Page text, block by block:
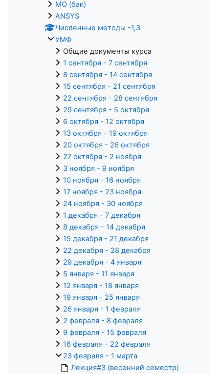
МО (бак)
ANSYS
Численные методы -1,3
УМФ
Общие документы курса
1 сентября - 7 сентября
8 сентября - 14 сентября
15 сентября - 21 сентября
22 сентября - 28 сентября
29 сентября - 5 октября
6 октября - 12 октября
13 октября - 19 октября
20 октября - 26 октября
27 октября - 2 ноября
3 ноября - 9 ноября
10 ноября - 16 ноября
17 ноября - 23 ноября
24 ноября - 30 ноября
1 декабря - 7 декабря
8 декабря - 14 декабря
15 декабря - 21 декабря
22 декабря - 28 декабря
29 декабря - 4 января
5 января - 11 января
12 января - 18 января
19 января - 25 января
26 января - 1 февраля
2 февраля - 8 февраля
9 февраля - 15 февраля
16 февраля - 22 февраля
23 февраля - 1 марта
Лекция#3 (весенний семестр)